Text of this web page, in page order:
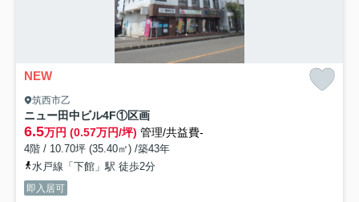
NEW
筑西市乙
ニュー田中ビル4F①区画
6.5万円 (0.57万円/坪) 管理/共益費-
4階 / 10.70坪 (35.40㎡) /築43年
水戸線「下館」駅 徒歩2分
即入居可